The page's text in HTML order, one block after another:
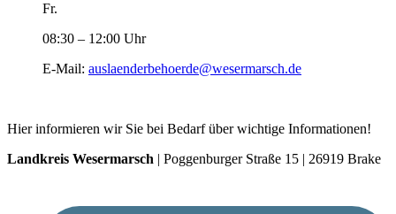
Fr.
08:30 – 12:00 Uhr
E-Mail: auslaenderbehoerde@wesermarsch.de
Hier informieren wir Sie bei Bedarf über wichtige Informationen!
Landkreis Wesermarsch | Poggenburger Straße 15 | 26919 Brake